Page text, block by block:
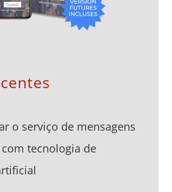
o serviço de mensagens
tecnologia de